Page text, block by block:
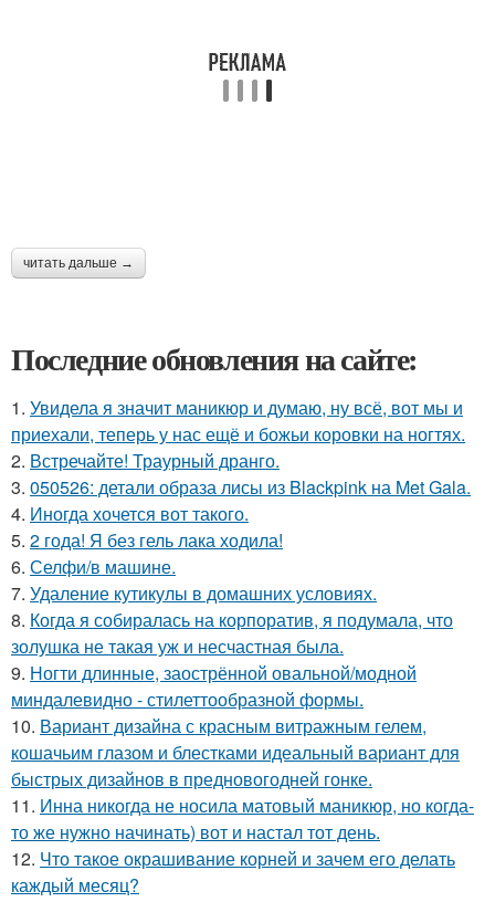
читать дальше →
Последние обновления на сайте:
1. Увидела я значит маникюр и думаю, ну всё, вот мы и
приехали, теперь у нас ещё и божьи коровки на ногтях.
2. Встречайте! Траурный дранго.
3. 050526: детали образа лисы из Blackpink на Met Gala.
4. Иногда хочется вот такого.
5. 2 года! Я без гель лака ходила!
6. Селфи/в машине.
7. Удаление кутикулы в домашних условиях.
8. Когда я собиралась на корпоратив, я подумала, что
золушка не такая уж и несчастная была.
9. Ногти длинные, заострённой овальной/модной
миндалевидно - стилеттообразной формы.
10. Вариант дизайна с красным витражным гелем,
кошачьим глазом и блестками идеальный вариант для
быстрых дизайнов в предновогодней гонке.
11. Инна никогда не носила матовый маникюр, но когда-
то же нужно начинать) вот и настал тот день.
12. Что такое окрашивание корней и зачем его делать
каждый месяц?